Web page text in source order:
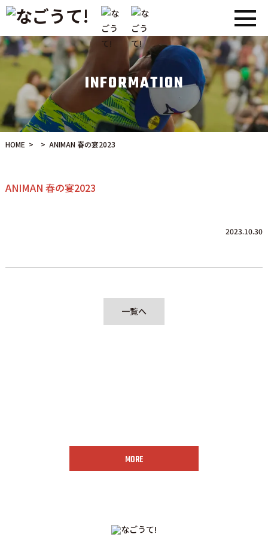
INFORMATION
HOME > > ANIMAN 春の宴2023
ANIMAN 春の宴2023
2023.10.30
一覧へ
MORE